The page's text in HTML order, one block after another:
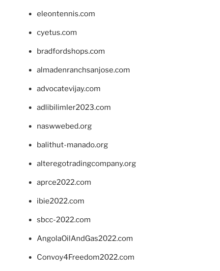
eleontennis.com
cyetus.com
bradfordshops.com
almadenranchsanjose.com
advocatevijay.com
adlibilimler2023.com
naswwebed.org
balithut-manado.org
alteregotradingcompany.org
aprce2022.com
ibie2022.com
sbcc-2022.com
AngolaOilAndGas2022.com
Convoy4Freedom2022.com